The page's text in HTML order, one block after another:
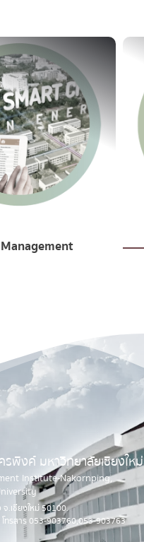
Services
พิงค์ มหาวิทยาลัยเชียงใหม่
Institute-Nakornping,
จ.เชียงใหม่ 50100.
ทรสาร 053-903760,053-903763